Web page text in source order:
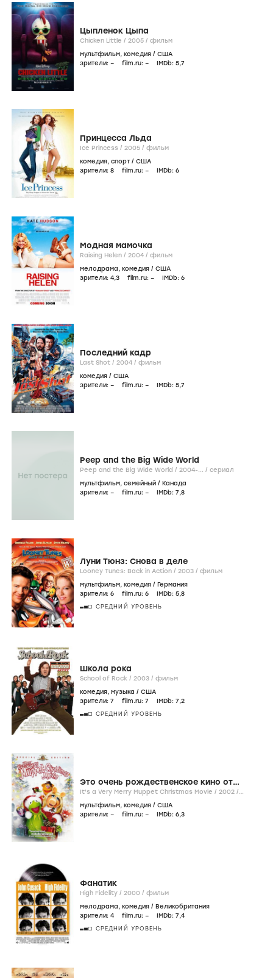
Цыпленок Цыпа
Chicken Little / 2005 / фильм
мультфильм, комедия / США
зрители: – film.ru: – IMDb: 5,7
Принцесса Льда
Ice Princess / 2005 / фильм
комедия, спорт / США
зрители: 8 film.ru: – IMDb: 6
Модная мамочка
Raising Helen / 2004 / фильм
мелодрама, комедия / США
зрители: 4,3 film.ru: – IMDb: 6
Последний кадр
Last Shot / 2004 / фильм
комедия / США
зрители: – film.ru: – IMDb: 5,7
Peep and the Big Wide World
Peep and the Big Wide World / 2004-... / сериал
мультфильм, семейный / Канада
зрители: – film.ru: – IMDb: 7,8
Луни Тюнз: Снова в деле
Looney Tunes: Back in Action / 2003 / фильм
мультфильм, комедия / Германия
зрители: 6 film.ru: 6 IMDb: 5,8
СРЕДНИЙ УРОВЕНЬ
Школа рока
School of Rock / 2003 / фильм
комедия, музыка / США
зрители: 7 film.ru: 7 IMDb: 7,2
СРЕДНИЙ УРОВЕНЬ
Это очень рождественское кино от
Маппетов
It's a Very Merry Muppet Christmas Movie / 2002 /
мультфильм, комедия / США
зрители: – film.ru: – IMDb: 6,3
Фанатик
High Fidelity / 2000 / фильм
мелодрама, комедия / Великобритания
зрители: 4 film.ru: – IMDb: 7,4
СРЕДНИЙ УРОВЕНЬ